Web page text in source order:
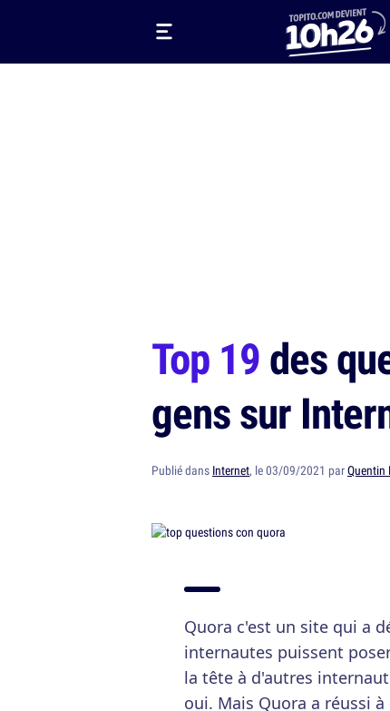
Top 19des
gens sur
Publié dans Internet, le 03/09/2021 parQuentin
Quora c'est un site qui a
internautes puissent
la tête à d'autres
oui. Mais Quora a réussi